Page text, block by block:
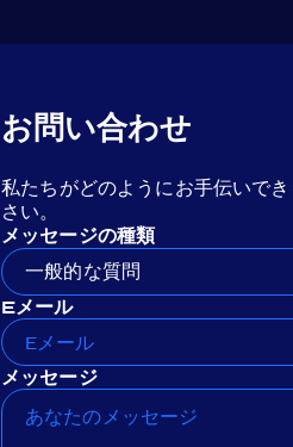
お問い合わせ
私たちがどのようにお手伝いで
さい。
メッセージの種類
一般的な質問
Eメール
メッセージ